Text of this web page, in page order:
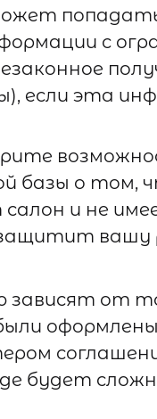
с
если эта
базы о том,
и не
вашу
от
будет